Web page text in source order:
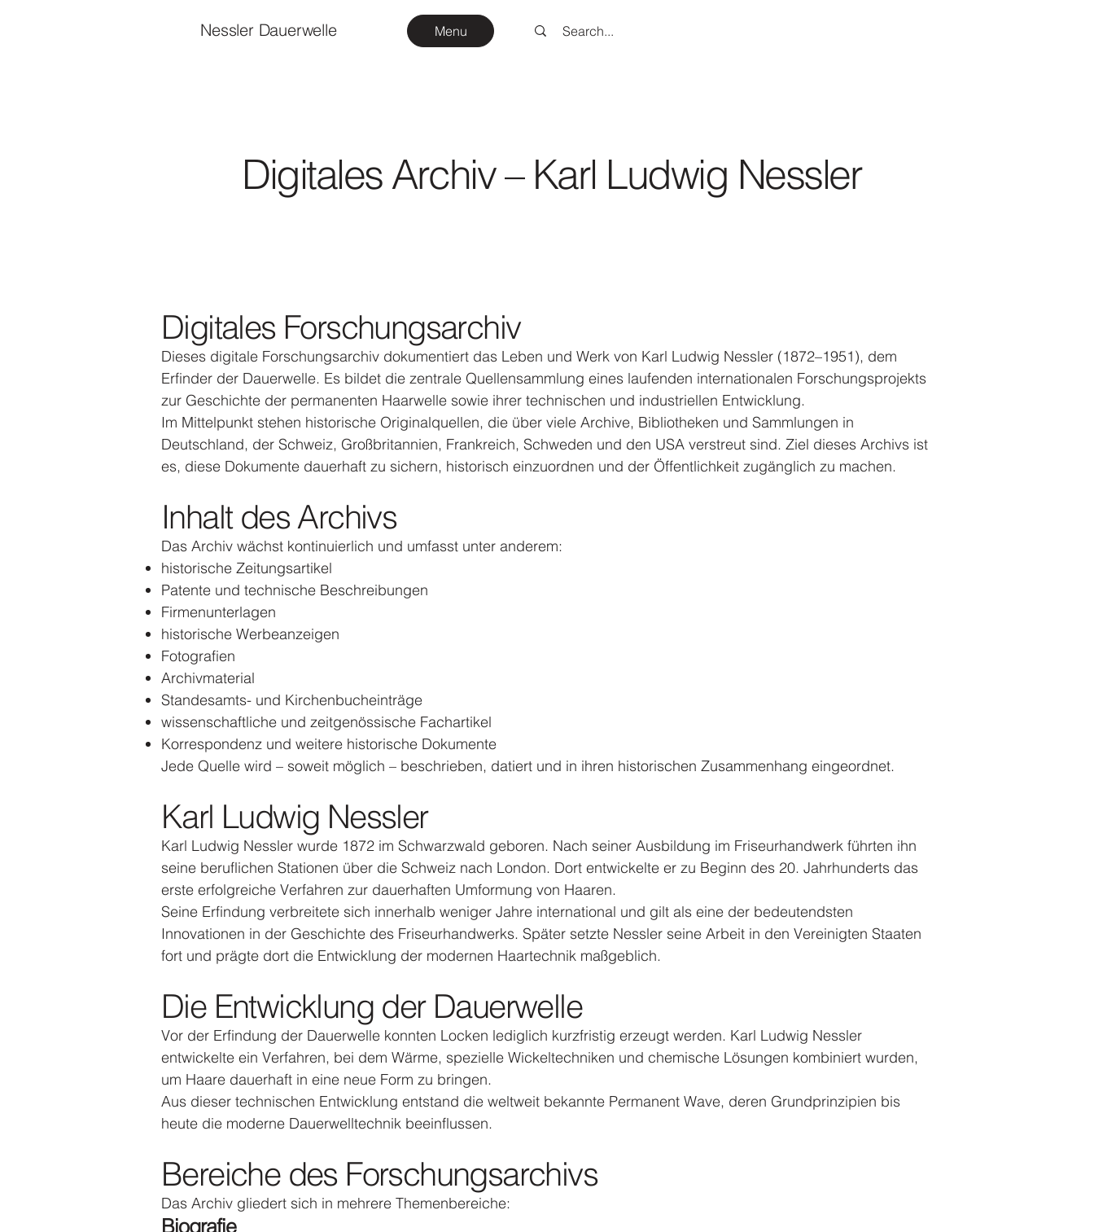
Nessler Dauerwelle Menu
Digitales Archiv – Karl Ludwig Nessler
Digitales Forschungsarchiv
Dieses digitale Forschungsarchiv dokumentiert das Leben und Werk von Karl Ludwig Nessler (1872–1951), dem
Erfinder der Dauerwelle. Es bildet die zentrale Quellensammlung eines laufenden internationalen Forschungsprojekts
zur Geschichte der permanenten Haarwelle sowie ihrer technischen und industriellen Entwicklung.
Im Mittelpunkt stehen historische Originalquellen, die über viele Archive, Bibliotheken und Sammlungen in
Deutschland, der Schweiz, Großbritannien, Frankreich, Schweden und den USA verstreut sind. Ziel dieses Archivs ist
es, diese Dokumente dauerhaft zu sichern, historisch einzuordnen und der Öffentlichkeit zugänglich zu machen.
Inhalt des Archivs
Das Archiv wächst kontinuierlich und umfasst unter anderem:
historische Zeitungsartikel
Patente und technische Beschreibungen
Firmenunterlagen
historische Werbeanzeigen
Fotografien
Archivmaterial
Standesamts- und Kirchenbucheinträge
wissenschaftliche und zeitgenössische Fachartikel
Korrespondenz und weitere historische Dokumente
Jede Quelle wird – soweit möglich – beschrieben, datiert und in ihren historischen Zusammenhang eingeordnet.
Karl Ludwig Nessler
Karl Ludwig Nessler wurde 1872 im Schwarzwald geboren. Nach seiner Ausbildung im Friseurhandwerk führten ihn
seine beruflichen Stationen über die Schweiz nach London. Dort entwickelte er zu Beginn des 20. Jahrhunderts das
erste erfolgreiche Verfahren zur dauerhaften Umformung von Haaren.
Seine Erfindung verbreitete sich innerhalb weniger Jahre international und gilt als eine der bedeutendsten
Innovationen in der Geschichte des Friseurhandwerks. Später setzte Nessler seine Arbeit in den Vereinigten Staaten
fort und prägte dort die Entwicklung der modernen Haartechnik maßgeblich.
Die Entwicklung der Dauerwelle
Vor der Erfindung der Dauerwelle konnten Locken lediglich kurzfristig erzeugt werden. Karl Ludwig Nessler
entwickelte ein Verfahren, bei dem Wärme, spezielle Wickeltechniken und chemische Lösungen kombiniert wurden,
um Haare dauerhaft in eine neue Form zu bringen.
Aus dieser technischen Entwicklung entstand die weltweit bekannte Permanent Wave, deren Grundprinzipien bis
heute die moderne Dauerwelltechnik beeinflussen.
Bereiche des Forschungsarchivs
Das Archiv gliedert sich in mehrere Themenbereiche:
Biografie